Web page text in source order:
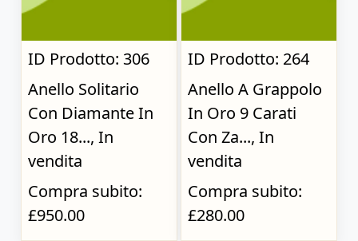
ID Prodotto: 306
Anello Solitario
Con Diamante In
Oro 18..., In
vendita
Compra subito:
£950.00
ID Prodotto: 264
Anello A Grappolo
In Oro 9 Carati
Con Za..., In
vendita
Compra subito:
£280.00